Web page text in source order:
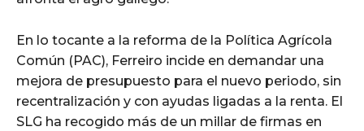
En lo tocante a la reforma de la Política Agrícola
Común (PAC), Ferreiro incide en demandar una
mejora de presupuesto para el nuevo periodo, sin
recentralización y con ayudas ligadas a la renta. El
SLG ha recogido más de un millar de firmas en